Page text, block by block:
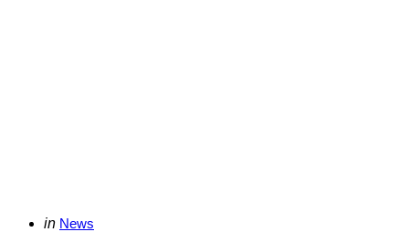
Categories
Posted
in News